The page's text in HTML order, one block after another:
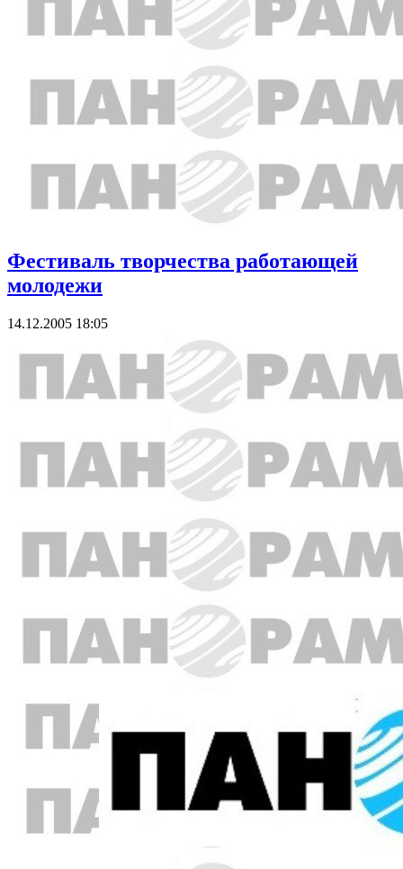
Фестиваль творчества работающей
молодежи
14.12.2005 18:05